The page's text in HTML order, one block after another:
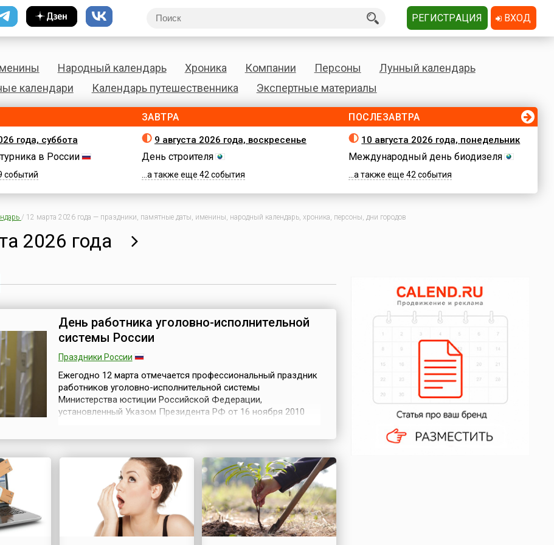
Народный календарь Хроника Компании Персоны
Лунный календарь
календари
Календарь путешественника Экспертные материалы
года, суббота
в России
событий
ЗАВТРА
9 августа 2026 года, воскресенье
День строителя
...а также еще 42 события
ПОСЛЕЗАВТРА
10 августа 2026 года, понедельник
Международный день биодизеля
...а также еще 42 события
/ 12 марта 2026 года — праздники, памятные даты, именины, народный календарь, хроника, персоны, дни городов
2026 года
День работника уголовно-исполнительной
системы России
Праздники России
Ежегодно 12 марта отмечается профессиональный праздник
работников уголовно-исполнительной системы
Министерства юстиции Российской Федерации,
установленный Указом Президента РФ от 16 ноября 2010
департамента, положивший начало организации единой гос...
РЕГИСТРАЦИЯ ВХОД